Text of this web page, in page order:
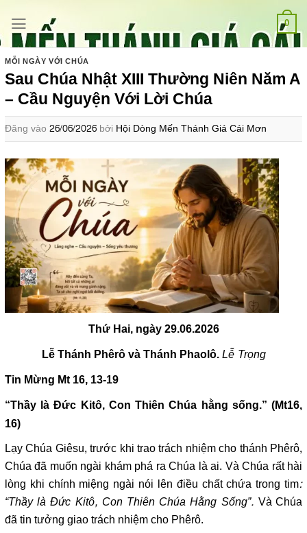
qua
nội
dung
0
MỖI NGÀY VỚI CHÚA
Sau Chúa Nhật XIII Thường Niên Năm A
– Cầu Nguyện Với Lời Chúa
Đăng vào 26/06/2026 bởi Hội Dòng Mến Thánh Giá Cái Mơn
Thứ Hai, ngày 29.06.2026
Lễ Thánh Phêrô và Thánh Phaolô. Lễ Trọng
Tin Mừng Mt 16, 13-19
“Thầy là Đức Kitô, Con Thiên Chúa hằng sống.” (Mt16,
16)
Lạy Chúa Giêsu, trước khi trao trách nhiệm cho thánh Phêrô,
Chúa đã muốn ngài khám phá ra Chúa là ai. Và Chúa rất hài
lòng khi chính miệng ngài nói lên điều chất chứa trong tim:
“Thầy là Đức Kitô, Con Thiên Chúa Hằng Sống”. Và Chúa
đã tin tưởng giao trách nhiệm cho Phêrô.